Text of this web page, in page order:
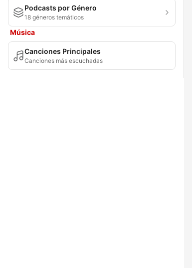
Podcasts por Género
18 géneros temáticos
Música
Canciones Principales
Canciones más escuchadas